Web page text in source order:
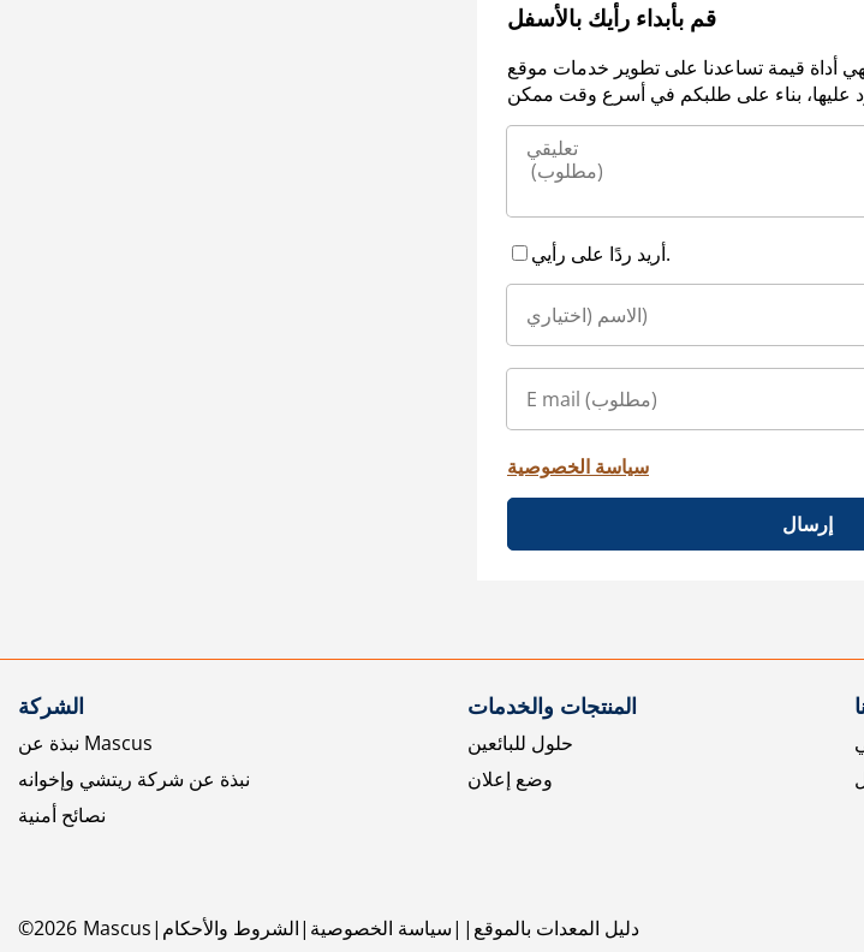
قم بأبداء رأيك بالأسفل
أداة قيمة تساعدنا على تطوير خدمات موقع
أريد ردًا على رأيي.
سياسة الخصوصية
إرسال
الشركة
نبذة عن Mascus
نبذة عن شركة ريتشي وإخوانه
نصائح أمنية
المنتجات والخدمات
حلول للبائعين
وضع إعلان
©2026 Mascus الشروط والأحكام سياسة الخصوصية دليل المعدات بالموقع